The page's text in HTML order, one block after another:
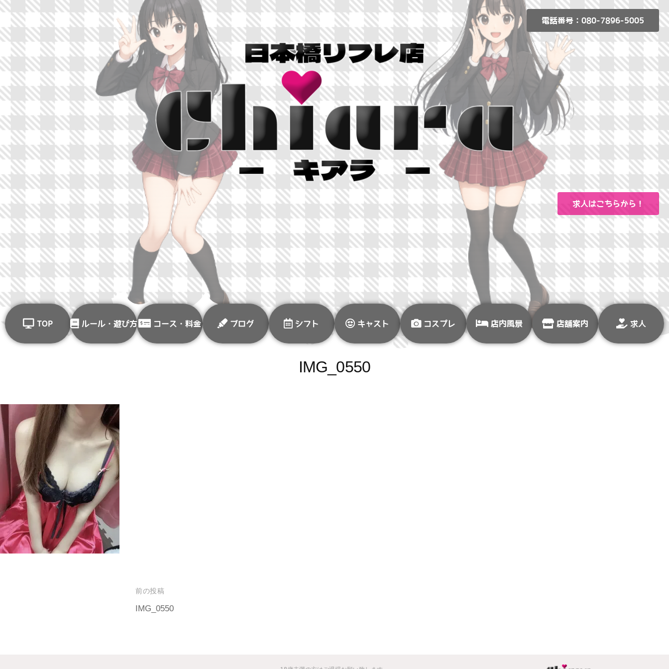
電話番号：080-7896-5005
求人はこちらから！
TOP ルール・遊び方 コース・料金 ブログ シフト キャスト コスプレ 店内風景 店舗案内 求人
IMG_0550
前の投稿
IMG_0550